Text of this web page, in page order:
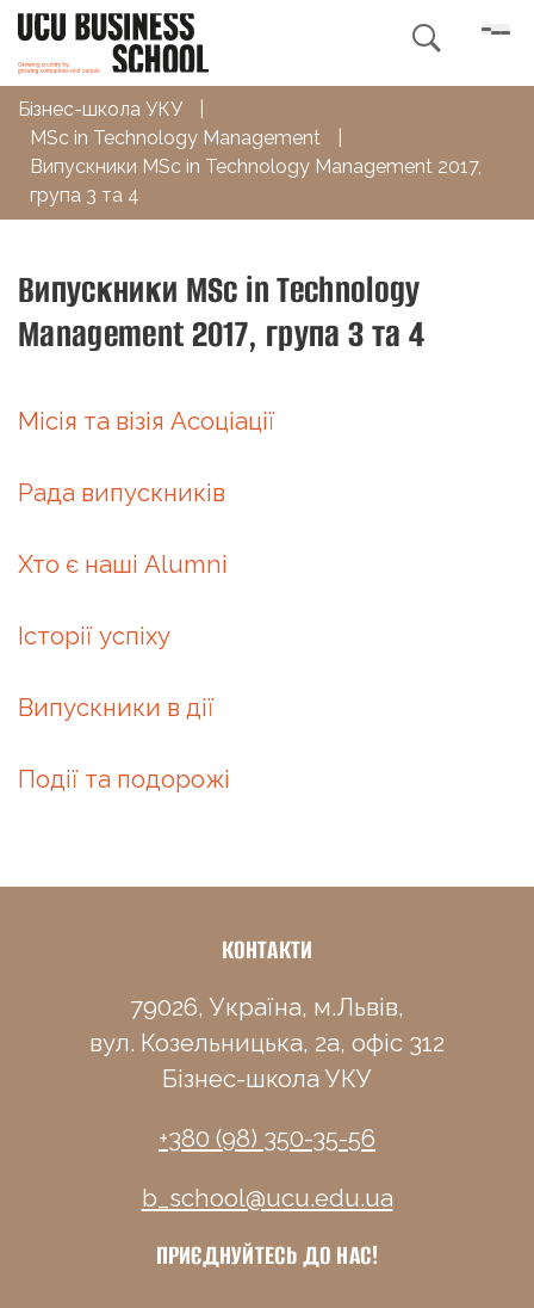

Бізнес-школа УКУ
MSc in Technology Management
Випускники MSc in Technology Management 2017,
група 3 та 4
Випускники MSc in Technology
Management 2017, група 3 та 4
Місія та візія Асоціації
Рада випускників
Хто є наші Alumni
Історії успіху
Випускники в дії
Події та подорожі
КОНТАКТИ
79026, Україна, м.Львів,
вул. Козельницька, 2а, офіс 312
Бізнес-школа УКУ
+380 (98) 350-35-56
b_school@ucu.edu.ua
ПРИЄДНУЙТЕСЬ ДО НАС!